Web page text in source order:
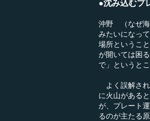
●沈み込むプ
沖野 （なぜ海
みたいになっ
場所というこ
が開いては困
で」というと
よく誤解され
に火山がある
が、プレート
るのが主たる